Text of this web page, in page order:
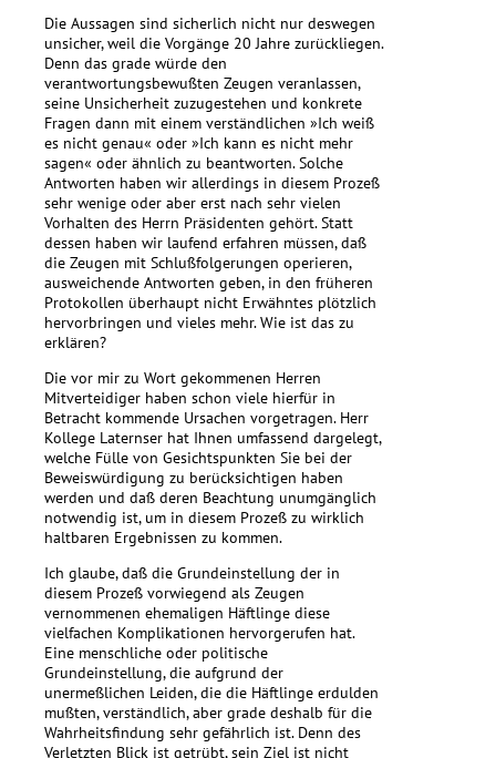
Die Aussagen sind sicherlich nicht nur deswegen
unsicher, weil die Vorgänge 20 Jahre zurückliegen.
Denn das grade würde den
verantwortungsbewußten Zeugen veranlassen,
seine Unsicherheit zuzugestehen und konkrete
Fragen dann mit einem verständlichen »Ich weiß
es nicht genau« oder »Ich kann es nicht mehr
sagen« oder ähnlich zu beantworten. Solche
Antworten haben wir allerdings in diesem Prozeß
sehr wenige oder aber erst nach sehr vielen
Vorhalten des Herrn Präsidenten gehört. Statt
dessen haben wir laufend erfahren müssen, daß
die Zeugen mit Schlußfolgerungen operieren,
ausweichende Antworten geben, in den früheren
Protokollen überhaupt nicht Erwähntes plötzlich
hervorbringen und vieles mehr. Wie ist das zu
erklären?
Die vor mir zu Wort gekommenen Herren
Mitverteidiger haben schon viele hierfür in
Betracht kommende Ursachen vorgetragen. Herr
Kollege Laternser hat Ihnen umfassend dargelegt,
welche Fülle von Gesichtspunkten Sie bei der
Beweiswürdigung zu berücksichtigen haben
werden und daß deren Beachtung unumgänglich
notwendig ist, um in diesem Prozeß zu wirklich
haltbaren Ergebnissen zu kommen.
Ich glaube, daß die Grundeinstellung der in
diesem Prozeß vorwiegend als Zeugen
vernommenen ehemaligen Häftlinge diese
vielfachen Komplikationen hervorgerufen hat.
Eine menschliche oder politische
Grundeinstellung, die aufgrund der
unermeßlichen Leiden, die die Häftlinge erdulden
mußten, verständlich, aber grade deshalb für die
Wahrheitsfindung sehr gefährlich ist. Denn des
Verletzten Blick ist getrübt, sein Ziel ist nicht